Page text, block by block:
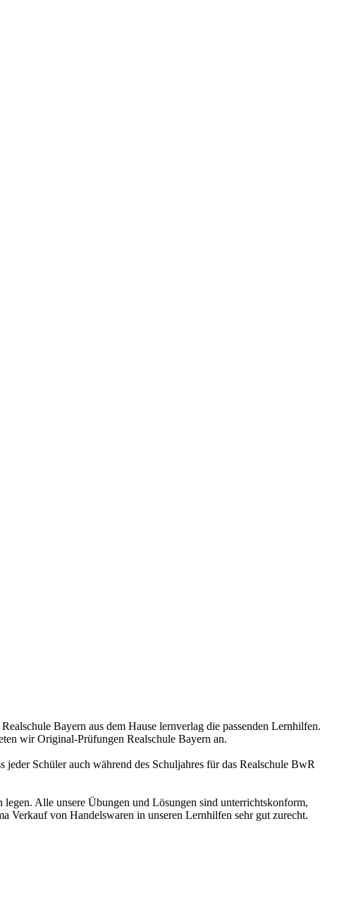
Bayern aus dem Hause lernverlag die passenden Lernhilfen.
wir Original-Prüfungen Realschule Bayern an.
Schüler auch während des Schuljahres für das Realschule BwR
Alle unsere Übungen und Lösungen sind unterrichtskonform,
Verkauf von Handelswaren in unseren Lernhilfen sehr gut zurecht.